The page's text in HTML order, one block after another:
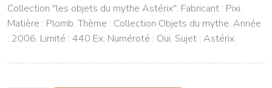
Collection ''les objets du mythe Astérix''. Fabricant : Pixi.
Matière : Plomb. Thème : Collection Objets du mythe. Année
: 2006. Limité : 440 Ex. Numéroté : Oui. Sujet : Astérix.